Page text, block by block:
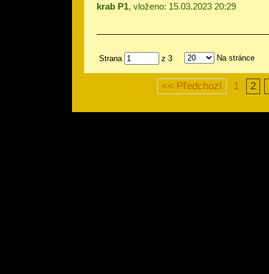
krab P1, vloženo: 15.03.2023 20:29
Strana z 3 Na stránce
<< Předchozí 1 2